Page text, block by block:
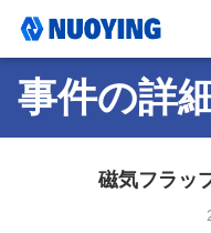
事件の詳細
磁気フラッ